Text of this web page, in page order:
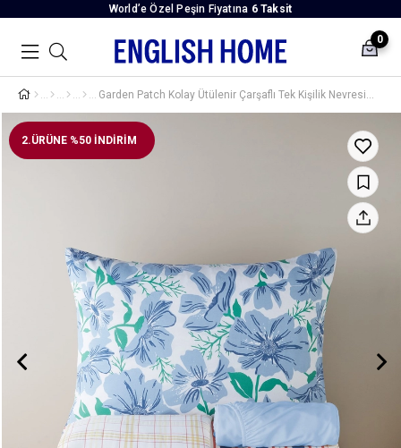
World’e Özel Peşin Fiyatına 6 Taksit
0
Garden Patch Kolay Ütülenir Çarşaflı Tek Kişilik Nevresim Takımı 160x220 cm Mavi - Yeşil
2.ÜRÜNE %50 İNDİRİM